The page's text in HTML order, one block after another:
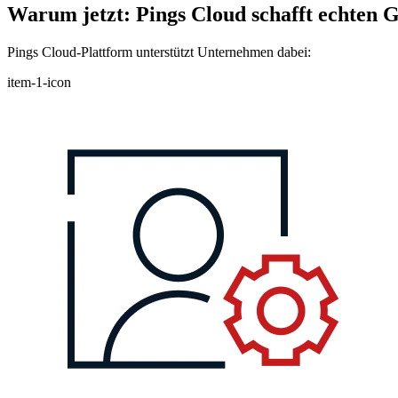
Warum jetzt: Pings Cloud schafft echten
Pings Cloud-Plattform unterstützt Unternehmen dabei:
item-1-icon